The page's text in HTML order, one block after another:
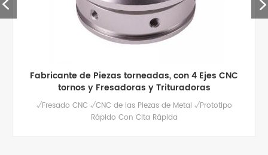
Fabricante de Piezas torneadas, con 4 Ejes CNC
tornos y Fresadoras y Trituradoras
√Fresado CNC √CNC de las Piezas de Metal √Prototipo
Rápido Con Cita Rápida